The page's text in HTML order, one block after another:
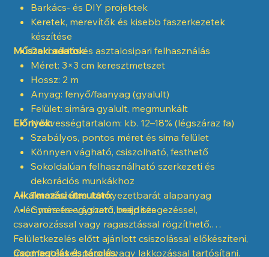
Barkács- és DIY projektek
Keretek, merevítők és kisebb faszerkezetek
készítése
Dekorációs és asztalosipari felhasználás
Műszaki adatok:
Méret: 3×3 cm keresztmetszet
Hossz: 2 m
Anyag: fenyő/faanyag (gyalult)
Felület: simára gyalult, megmunkált
Nedvességtartalom: kb. 12–18% (légszáraz fa)
Előnyök:
Szabályos, pontos méret és sima felület
Könnyen vágható, csiszolható, festhető
Sokoldalúan felhasználható szerkezeti és
dekorációs munkákhoz
Természetes, környezetbarát alapanyag
Gyors és egyszerű beépítés
Alkalmazási útmutató:
A léc méretre vágható, majd szegezéssel,
csavarozással vagy ragasztással rögzíthető.
Felületkezelés előtt ajánlott csiszolással előkészíteni,
majd festékkel, páccal vagy lakkozással tartósítani.
Csomagolás és tárolás: